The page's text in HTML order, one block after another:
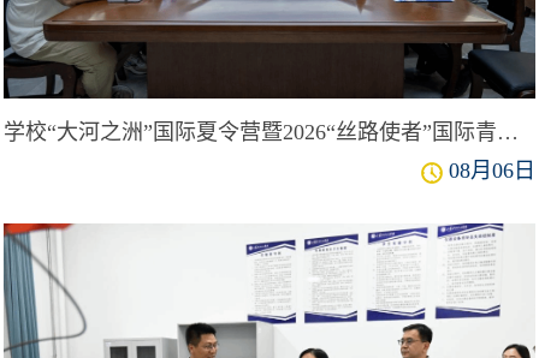
学校“大河之洲”国际夏令营暨2026“丝路使者”国际青少年科技文化研学营圆满收官
08月06日